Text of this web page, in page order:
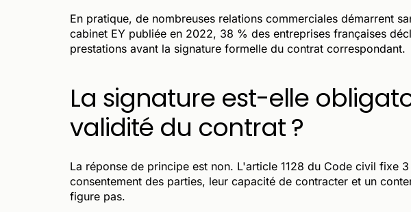
En pratique, de nombreuses relations commerciales démarrent
cabinet EY publiée en 2022, 38 % des entreprises françaises
prestations avant la signature formelle du contrat correspondant.
La signature est-elle
validité du contrat ?
La réponse de principe est non. L'article 1128 du Code civil fixe
consentement des parties, leur capacité de contracter et un
figure pas.